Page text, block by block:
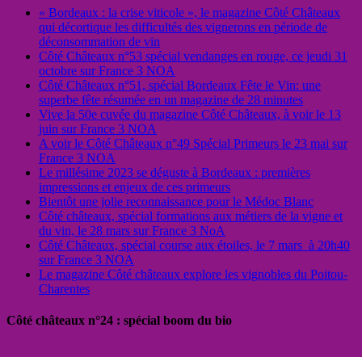
« Bordeaux : la crise viticole », le magazine Côté Châteaux
qui décortique les difficultés des vignerons en période de
déconsommation de vin
Côté Châteaux n°53 spécial vendanges en rouge, ce jeudi 31
octobre sur France 3 NOA
Côté Châteaux n°51, spécial Bordeaux Fête le Vin: une
superbe fête résumée en un magazine de 28 minutes
Vive la 50e cuvée du magazine Côté Châteaux, à voir le 13
juin sur France 3 NOA
A voir le Côté Châteaux n°49 Spécial Primeurs le 23 mai sur
France 3 NOA
Le millésime 2023 se déguste à Bordeaux : premières
impressions et enjeux de ces primeurs
Bientôt une jolie reconnaissance pour le Médoc Blanc
Côté châteaux, spécial formations aux métiers de la vigne et
du vin, le 28 mars sur France 3 NoA
Côté Châteaux, spécial course aux étoiles, le 7 mars à 20h40
sur France 3 NOA
Le magazine Côté châteaux explore les vignobles du Poitou-
Charentes
Côté châteaux n°24 : spécial boom du bio